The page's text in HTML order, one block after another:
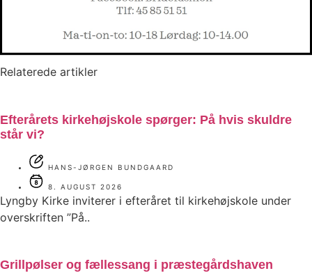
Relaterede artikler
Efterårets kirkehøjskole spørger: På hvis skuldre
står vi?
HANS-JØRGEN BUNDGAARD
8. AUGUST 2026
Lyngby Kirke inviterer i efteråret til kirkehøjskole under
overskriften ”På..
Grillpølser og fællessang i præstegårdshaven